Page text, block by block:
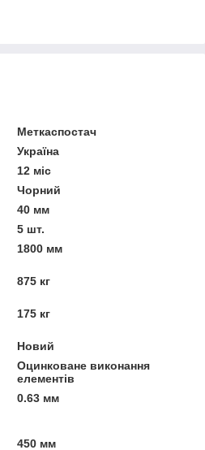
Меткаспостач
Україна
12 міс
Чорний
40 мм
5 шт.
1800 мм
875 кг
175 кг
Новий
Оцинковане виконання
елементів
0.63 мм
450 мм